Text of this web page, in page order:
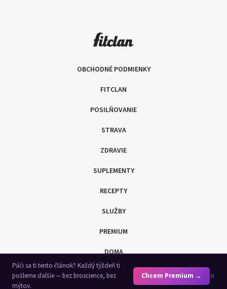
OBCHODNÉ PODMIENKY
FITCLAN
POSILŇOVANIE
STRAVA
ZDRAVIE
SUPLEMENTY
RECEPTY
SLUŽBY
PREMIUM
DOMA
SHOP
Páči sa ti tento článok? Každý týždeň ti
pošleme ďalšie — bez broscience, bez
mýtov.
Chcem Premium → ×